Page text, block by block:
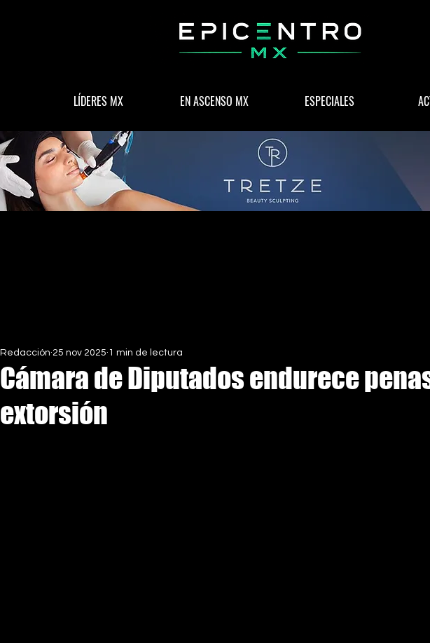
LÍDERES MX EN ASCENSO MX ESPECIALES
Cámara de Diputados endurece
extorsión
Redacción 25 nov 2025 1 min de lectura